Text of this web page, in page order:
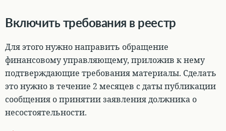
Включить требования в реестр
Для этого нужно направить обращение
финансовому управляющему, приложив к нему
подтверждающие требования материалы. Сделать
это нужно в течение 2 месяцев с даты публикации
сообщения о принятии заявления должника о
несостоятельности.